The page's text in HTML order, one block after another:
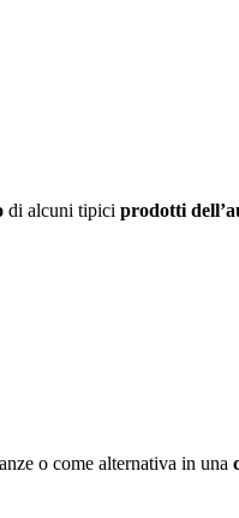
di alcuni tipici prodotti
o come alternativa in una